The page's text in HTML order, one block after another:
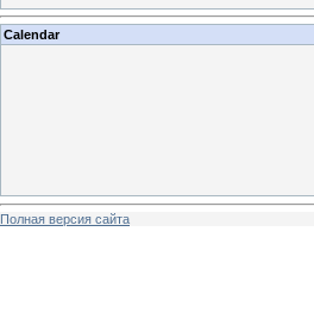
Calendar
Полная версия сайта